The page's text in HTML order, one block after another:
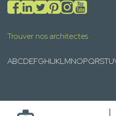
Trouver nos architectes
ABCDEFGHIJKLMNOPQRSTU